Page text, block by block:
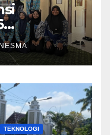
SMP
TEKNOLOGI